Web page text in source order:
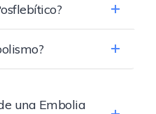
una Embolia